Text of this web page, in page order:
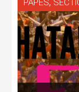
PAPES